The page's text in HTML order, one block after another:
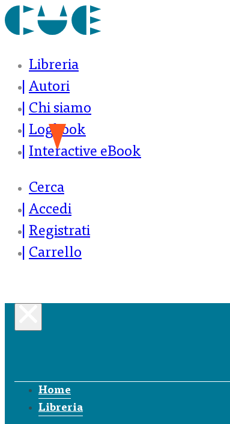
Libreria
Autori
Chi siamo
Logbook
Interactive eBook
Cerca
Accedi
Registrati
Carrello
Home
Libreria